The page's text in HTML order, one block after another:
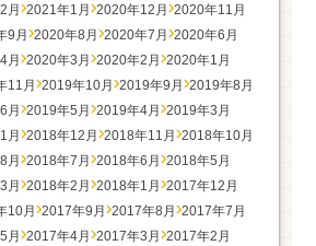
月 2021年1月 2020年12月 2020年11月
9月 2020年8月 2020年7月 2020年6月
月 2020年3月 2020年2月 2020年1月
11月 2019年10月 2019年9月 2019年8月
月 2019年5月 2019年4月 2019年3月
月 2018年12月 2018年11月 2018年10月
月 2018年7月 2018年6月 2018年5月
月 2018年2月 2018年1月 2017年12月
10月 2017年9月 2017年8月 2017年7月
月 2017年4月 2017年3月 2017年2月